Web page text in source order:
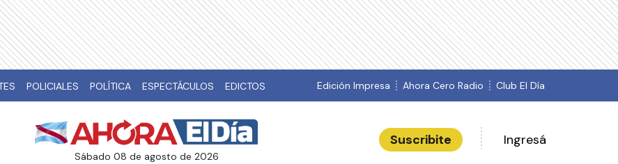
POLICIALES POLÍTICA ESPECTÁCULOS EDICTOS Edición Impresa Ahora Cero Radio Club El Día
sábado 08 de agosto de 2026
Suscribite Ingresá